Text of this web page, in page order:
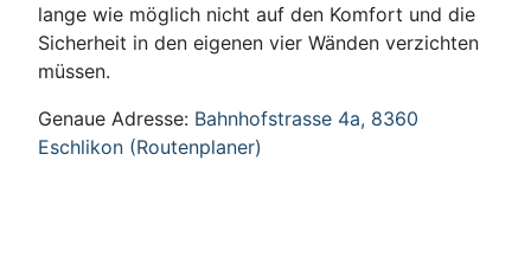
lange wie möglich nicht auf den Komfort und die
Sicherheit in den eigenen vier Wänden verzichten
müssen.
Genaue Adresse: Bahnhofstrasse 4a, 8360
Eschlikon (Routenplaner)